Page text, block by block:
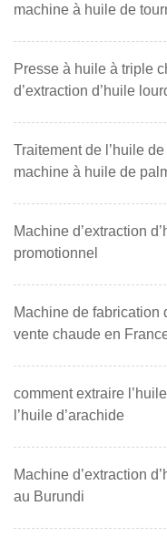
machine à huile de
Presse à huile à triple
d’extraction d’huile
Traitement de l’huile
machine à huile de
Machine d’extraction
promotionnel
Machine de fabrication
vente chaude en
comment extraire
l’huile d’arachide
Machine d’extraction
au Burundi